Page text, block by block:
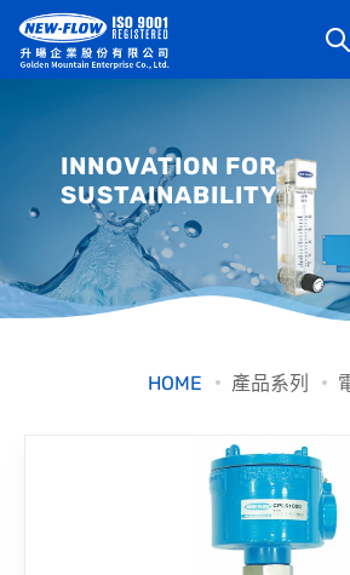
最新消息
知識文章
檔案下載
INNOVATION FOR
SUSTAINABILITY
HOME 產品系列